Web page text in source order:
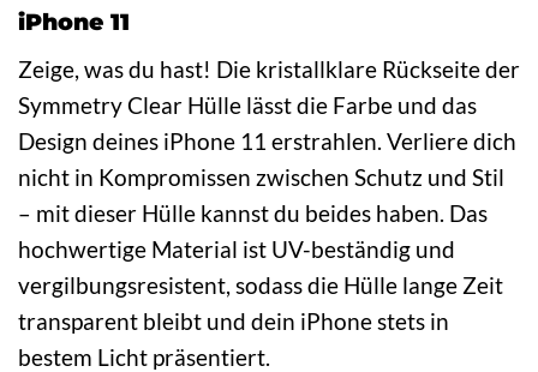
iPhone 11
Zeige, was du hast! Die kristallklare Rückseite der
Symmetry Clear Hülle lässt die Farbe und das
Design deines iPhone 11 erstrahlen. Verliere dich
nicht in Kompromissen zwischen Schutz und Stil
– mit dieser Hülle kannst du beides haben. Das
hochwertige Material ist UV-beständig und
vergilbungsresistent, sodass die Hülle lange Zeit
transparent bleibt und dein iPhone stets in
bestem Licht präsentiert.